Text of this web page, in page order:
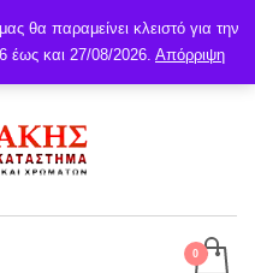
θα παραμείνει κλειστό για την
έως και 27/08/2026. Απόρριψη